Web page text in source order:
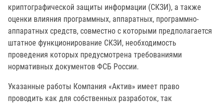
криптографической защиты информации (СКЗИ), а также
оценки влияния программных, аппаратных, программно-
аппаратных средств, совместно с которыми предполагается
штатное функционирование СКЗИ, необходимость
проведения которых предусмотрена требованиями
нормативных документов ФСБ России.
Указанные работы Компания «Актив» имеет право
проводить как для собственных разработок, так